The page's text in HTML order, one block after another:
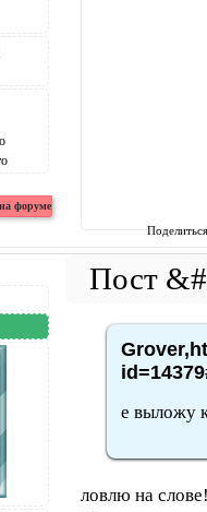
е выложу
ловлю на